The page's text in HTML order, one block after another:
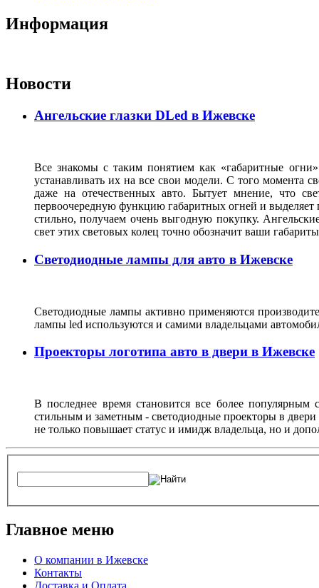
Информация
Новости
Ангельские глазки DLed в Ижевске
Все знакомы с таким понятием как «габаритные
устанавливать их на все свои модели. С того момента
даже на отечественных авто. Бытует мнение, что
первоочередную функцию габаритных огней и
стильно, получаем очень выгодную покупку.
свет этих световых колец точно обозначит ваши
Светодиодные лампы для авто в Ижевске
Светодиодные лампы активно применяются
лампы led используются и самими владельцами
Проекторы логотипа авто в двери в Ижевске
В последнее время становится все более
стильным и заметным - светодиодные проекторы в
не только повышает статус и имидж владельца, но и
Главное меню
О компании в Ижевске
Контакты